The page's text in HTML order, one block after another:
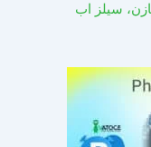
سيلز اب